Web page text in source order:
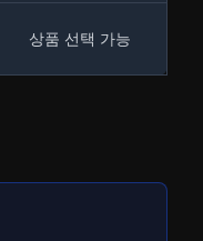
상품 선택 가능